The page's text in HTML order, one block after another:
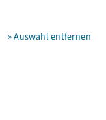
» Auswahl entfernen